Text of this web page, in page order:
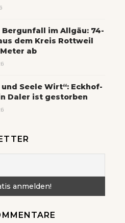
im Allgäu: 74-
dem Kreis Rottweil
ab
Seele Wirt“: Eckhof-
Daler ist gestorben